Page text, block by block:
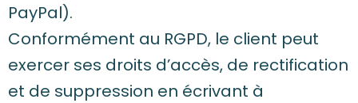
PayPal).
Conformément au RGPD, le client peut
exercer ses droits d’accès, de rectification
et de suppression en écrivant à